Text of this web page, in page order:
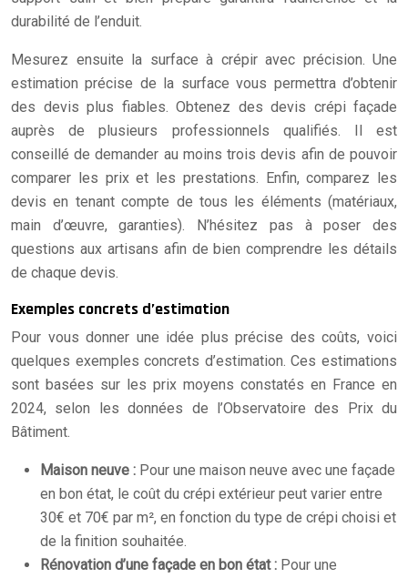
durabilité de l’enduit.
Mesurez ensuite la surface à crépir avec précision. Une
estimation précise de la surface vous permettra d’obtenir
des devis plus fiables. Obtenez des devis crépi façade
auprès de plusieurs professionnels qualifiés. Il est
conseillé de demander au moins trois devis afin de pouvoir
comparer les prix et les prestations. Enfin, comparez les
devis en tenant compte de tous les éléments (matériaux,
main d’œuvre, garanties). N’hésitez pas à poser des
questions aux artisans afin de bien comprendre les détails
de chaque devis.
Exemples concrets d’estimation
Pour vous donner une idée plus précise des coûts, voici
quelques exemples concrets d’estimation. Ces estimations
sont basées sur les prix moyens constatés en France en
2024, selon les données de l’Observatoire des Prix du
Bâtiment.
Maison neuve : Pour une maison neuve avec une façade
en bon état, le coût du crépi extérieur peut varier entre
30€ et 70€ par m², en fonction du type de crépi choisi et
de la finition souhaitée.
Rénovation d’une façade en bon état : Pour une